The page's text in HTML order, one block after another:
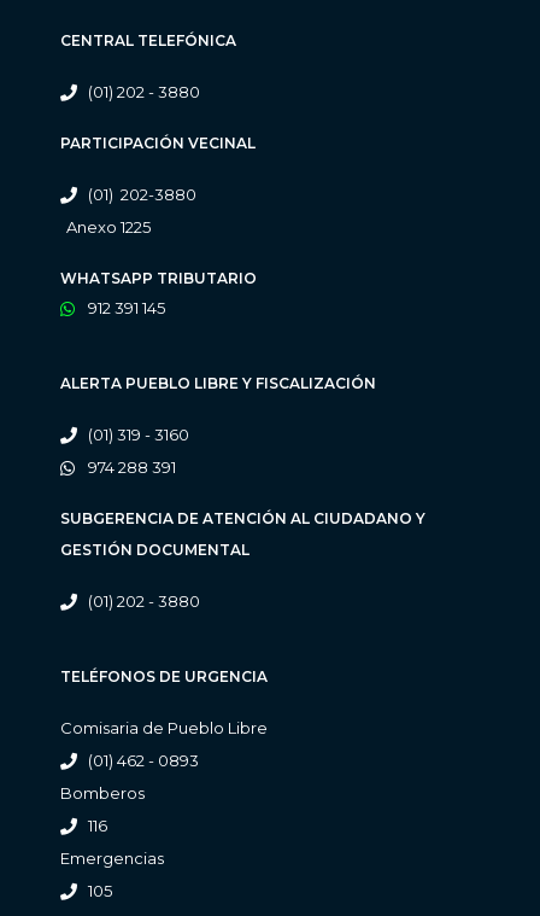
CENTRAL TELEFÓNICA
(01) 202 - 3880
PARTICIPACIÓN VECINAL
(01) 202-3880
Anexo 1225
WHATSAPP TRIBUTARIO
912 391 145
ALERTA PUEBLO LIBRE Y FISCALIZACIÓN
(01) 319 - 3160
974 288 391
SUBGERENCIA DE ATENCIÓN AL CIUDADANO Y
GESTIÓN DOCUMENTAL
(01) 202 - 3880
TELÉFONOS DE URGENCIA
Comisaria de Pueblo Libre
(01) 462 - 0893
Bomberos
116
Emergencias
105